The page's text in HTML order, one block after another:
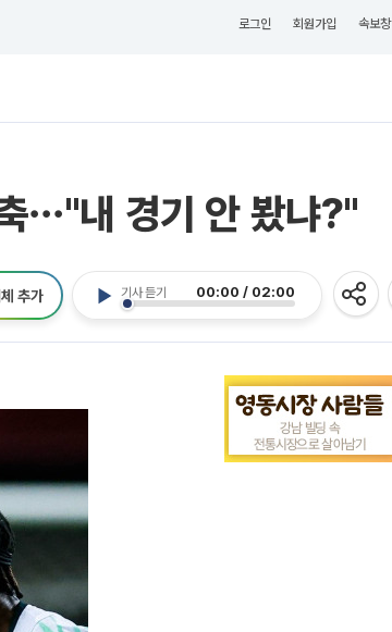
로그인 회원가입 속보창
⋯"내 경기 안 봤냐?"
기사 듣기 00:00 / 02:00
추가